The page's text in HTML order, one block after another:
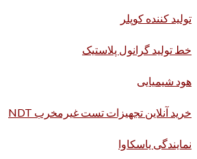
تولید کننده کوپلر
خط تولید گرانول پلاستیک
هود شیمیایی
خرید آنلاین تجهیزات تست غیرمخرب NDT
نمایندگی یاسکاوا